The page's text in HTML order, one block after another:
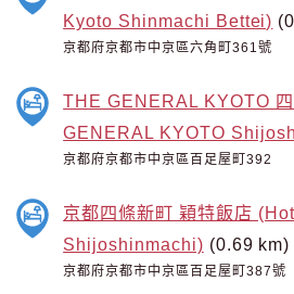
Kyoto Shinmachi Bettei)
京都府京都市中京區六角町361號
THE GENERAL KYOTO
GENERAL KYOTO
京都府京都市中京區百足屋町392
京都四條新町 穎特飯店
Shijoshinmachi) (0.69 km)
京都府京都市中京區百足屋町387號